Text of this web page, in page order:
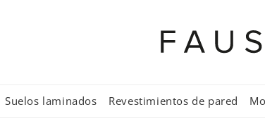
Suelos laminados Revestimientos de pared